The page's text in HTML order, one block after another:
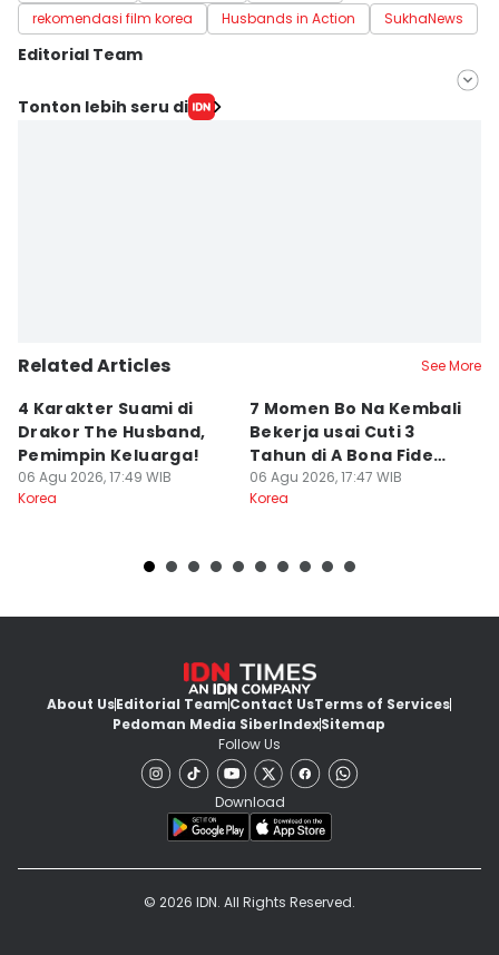
rekomendasi film korea
Husbands in Action SukhaNews
Editorial Team
Editor
Tonton lebih seru di
Related Articles See More
4 Karakter Suami di
Drakor The Husband,
Pemimpin Keluarga!
06 Agu 2026, 17:49 WIB
Korea
7 Momen Bo Na Kembali
Bekerja usai Cuti 3
Tahun di A Bona Fide
Killer
06 Agu 2026, 17:47 WIB
Korea
About UsEditorial TeamContact UsTerms of Services
Pedoman Media SiberIndexSitemap
Follow Us
Download
© 2026 IDN. All Rights Reserved.